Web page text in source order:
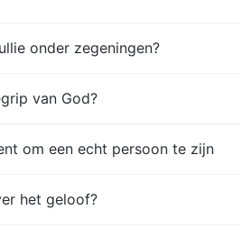
onder zegeningen?
van God?
om een echt persoon te zijn
het geloof?